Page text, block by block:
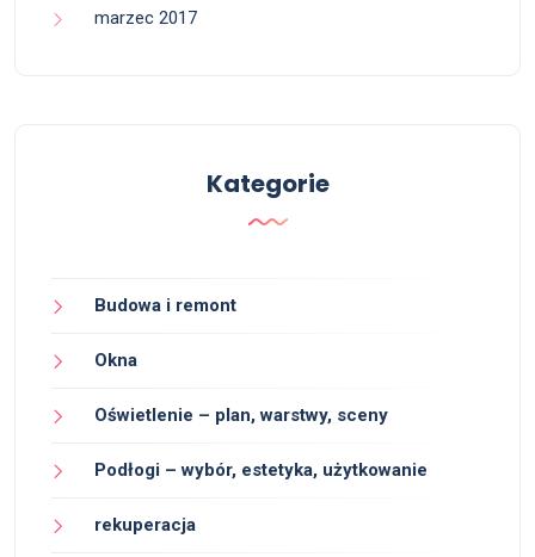
marzec 2017
Kategorie
Budowa i remont
Okna
Oświetlenie – plan, warstwy, sceny
Podłogi – wybór, estetyka, użytkowanie
rekuperacja